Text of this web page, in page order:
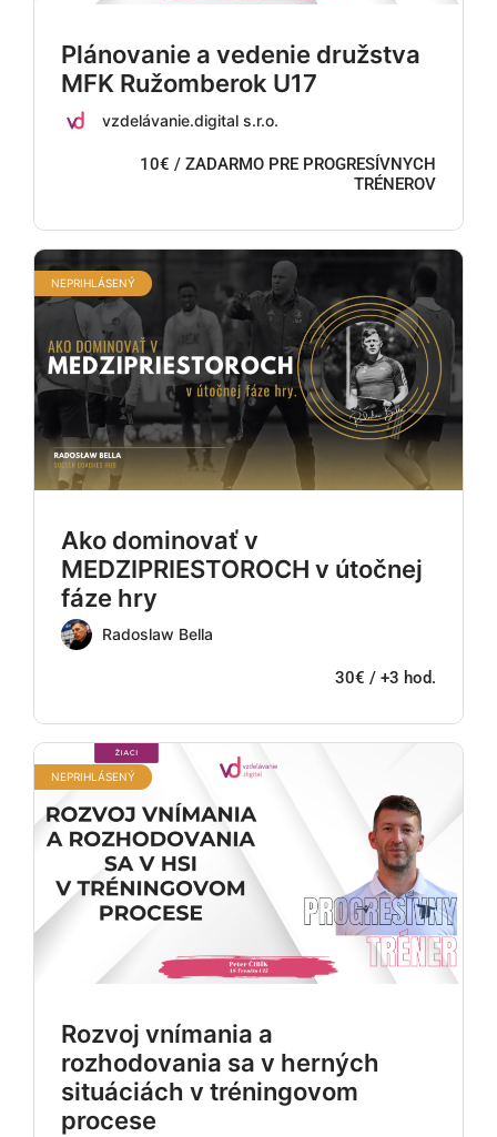
Plánovanie a vedenie družstva
MFK Ružomberok U17
vzdelávanie.digital s.r.o.
10€ / ZADARMO PRE PROGRESÍVNYCH
TRÉNEROV
NEPRIHLÁSENÝ
Ako dominovať v
MEDZIPRIESTOROCH v útočnej
fáze hry
Radoslaw Bella
30€ / +3 hod.
NEPRIHLÁSENÝ
Rozvoj vnímania a
rozhodovania sa v herných
situáciách v tréningovom
procese